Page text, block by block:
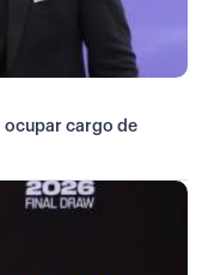
ocupar cargo de